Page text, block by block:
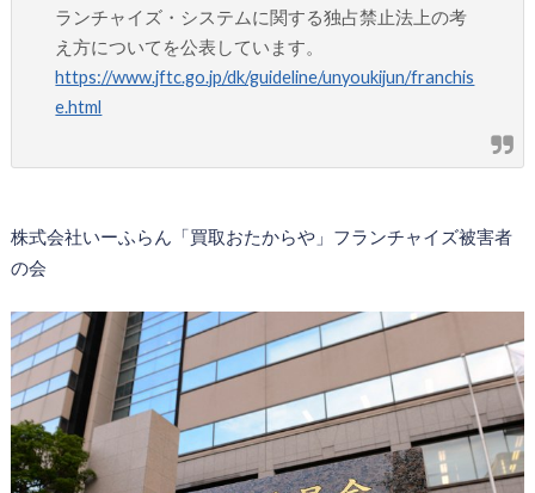
ランチャイズ・システムに関する独占禁止法上の考
え方についてを公表しています。
https://www.jftc.go.jp/dk/guideline/unyoukijun/franchis
e.html
株式会社いーふらん「買取おたからや」フランチャイズ被害者
の会